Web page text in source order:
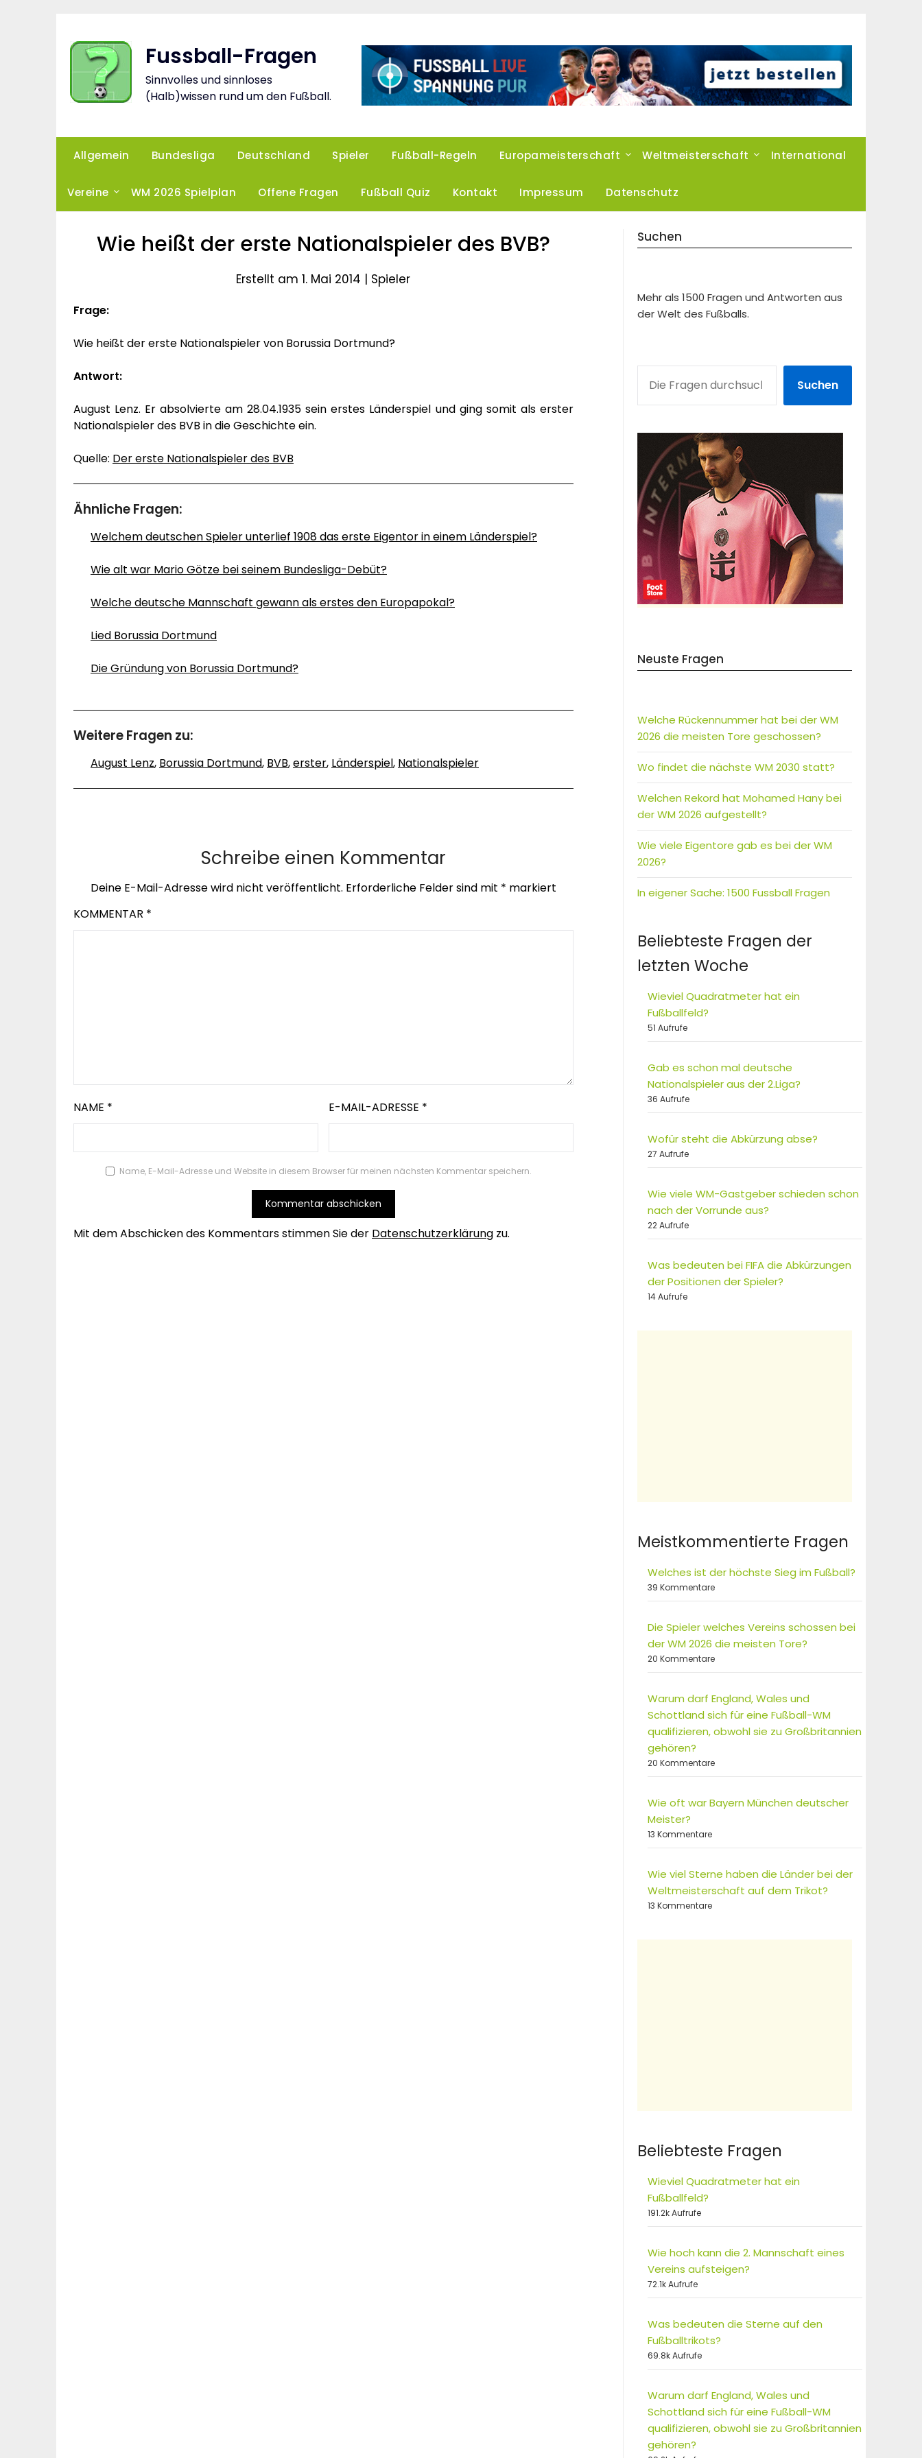
Fussball-Fragen
Sinnvolles und sinnloses
(Halb)wissen rund um den Fußball.
Allgemein Bundesliga Deutschland Spieler Fußball-Regeln Europameisterschaft Weltmeisterschaft International
Vereine WM 2026 Spielplan Offene Fragen Fußball Quiz Kontakt Impressum Datenschutz
Wie heißt der erste Nationalspieler des BVB?
Erstellt am 1. Mai 2014 | Spieler
Frage:
Wie heißt der erste Nationalspieler von Borussia Dortmund?
Antwort:
August Lenz. Er absolvierte am 28.04.1935 sein erstes Länderspiel und ging somit als erster
Nationalspieler des BVB in die Geschichte ein.
Quelle: Der erste Nationalspieler des BVB
Ähnliche Fragen:
Welchem deutschen Spieler unterlief 1908 das erste Eigentor in einem Länderspiel?
Wie alt war Mario Götze bei seinem Bundesliga-Debüt?
Welche deutsche Mannschaft gewann als erstes den Europapokal?
Lied Borussia Dortmund
Die Gründung von Borussia Dortmund?
Weitere Fragen zu:
August Lenz, Borussia Dortmund, BVB,erster, Länderspiel, Nationalspieler
Schreibe einen Kommentar
Deine E-Mail-Adresse wird nicht veröffentlicht. Erforderliche Felder sind mit * markiert
KOMMENTAR *
NAME * E-MAIL-ADRESSE *
Name, E-Mail-Adresse und Website in diesem Browser für meinen nächsten Kommentar speichern.
Mit dem Abschicken des Kommentars stimmen Sie der Datenschutzerklärung zu.
Suchen
Mehr als 1500 Fragen und Antworten aus
der Welt des Fußballs.
Suchen
Neuste Fragen
Welche Rückennummer hat bei der WM
2026 die meisten Tore geschossen?
Wo findet die nächste WM 2030 statt?
Welchen Rekord hat Mohamed Hany bei
der WM 2026 aufgestellt?
Wie viele Eigentore gab es bei der WM
2026?
In eigener Sache: 1500 Fussball Fragen
Beliebteste Fragen der
letzten Woche
Wieviel Quadratmeter hat ein
Fußballfeld?
51 Aufrufe
Gab es schon mal deutsche
Nationalspieler aus der 2.Liga?
36 Aufrufe
Wofür steht die Abkürzung abse?
27 Aufrufe
Wie viele WM-Gastgeber schieden schon
nach der Vorrunde aus?
22 Aufrufe
Was bedeuten bei FIFA die Abkürzungen
der Positionen der Spieler?
14 Aufrufe
Meistkommentierte Fragen
Welches ist der höchste Sieg im Fußball?
39 Kommentare
Die Spieler welches Vereins schossen bei
der WM 2026 die meisten Tore?
20 Kommentare
Warum darf England, Wales und
Schottland sich für eine Fußball-WM
qualifizieren, obwohl sie zu Großbritannien
gehören?
20 Kommentare
Wie oft war Bayern München deutscher
Meister?
13 Kommentare
Wie viel Sterne haben die Länder bei der
Weltmeisterschaft auf dem Trikot?
13 Kommentare
Beliebteste Fragen
Wieviel Quadratmeter hat ein
Fußballfeld?
191.2k Aufrufe
Wie hoch kann die 2. Mannschaft eines
Vereins aufsteigen?
72.1k Aufrufe
Was bedeuten die Sterne auf den
Fußballtrikots?
69.8k Aufrufe
Warum darf England, Wales und
Schottland sich für eine Fußball-WM
qualifizieren, obwohl sie zu Großbritannien
gehören?